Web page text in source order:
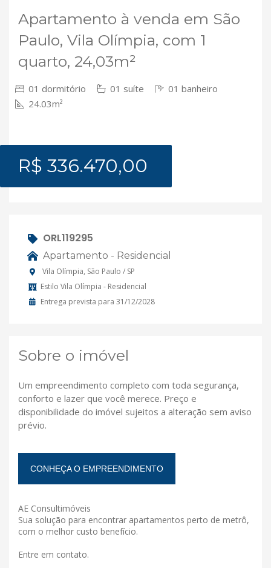
Apartamento à venda em São
Paulo, Vila Olímpia, com 1
quarto, 24,03m²
01 dormitório 01 suíte
01 banheiro
24.03m²
R$ 336.470,00
ORL119295
Apartamento - Residencial
Vila Olímpia, São Paulo / SP
Estilo Vila Olímpia - Residencial
Entrega prevista para 31/12/2028
Sobre o imóvel
Um empreendimento completo com toda segurança,
conforto e lazer que você merece. Preço e
disponibilidade do imóvel sujeitos a alteração sem aviso
prévio.
CONHEÇA O EMPREENDIMENTO
AE Consultimóveis
Sua solução para encontrar apartamentos perto de metrô,
com o melhor custo benefício.
Entre em contato.